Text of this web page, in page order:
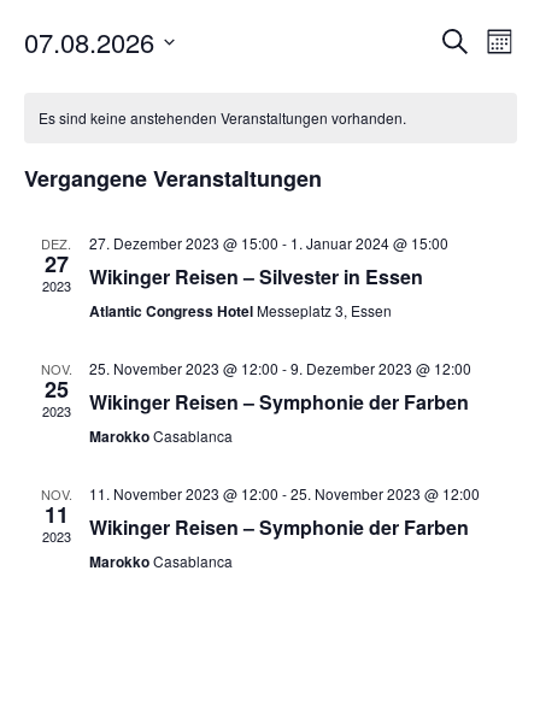
Suche
07.08.2026
Es sind keine anstehenden Veranstaltungen vorhanden.
Vergangene Veranstaltungen
DEZ.
27
2023
27. Dezember 2023 @ 15:00 - 1. Januar 2024 @ 15:00
Wikinger Reisen – Silvester in Essen
Atlantic Congress HotelMesseplatz 3, Essen
NOV.
25
2023
25. November 2023 @ 12:00 -9. Dezember 2023 @ 12:00
Wikinger Reisen – Symphonie der Farben
MarokkoCasablanca
NOV.
11
2023
11. November 2023 @ 12:00 -25. November 2023 @ 12:00
Wikinger Reisen – Symphonie der Farben
MarokkoCasablanca